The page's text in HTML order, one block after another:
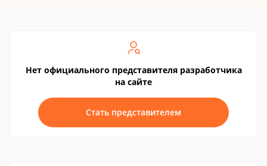
Нет официального представителя разработчика
на сайте
Стать представителем